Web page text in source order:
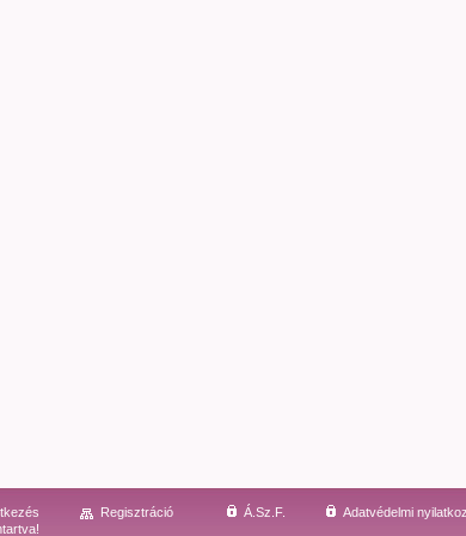
Regisztráció Á.Sz.F.
Adatvédelmi